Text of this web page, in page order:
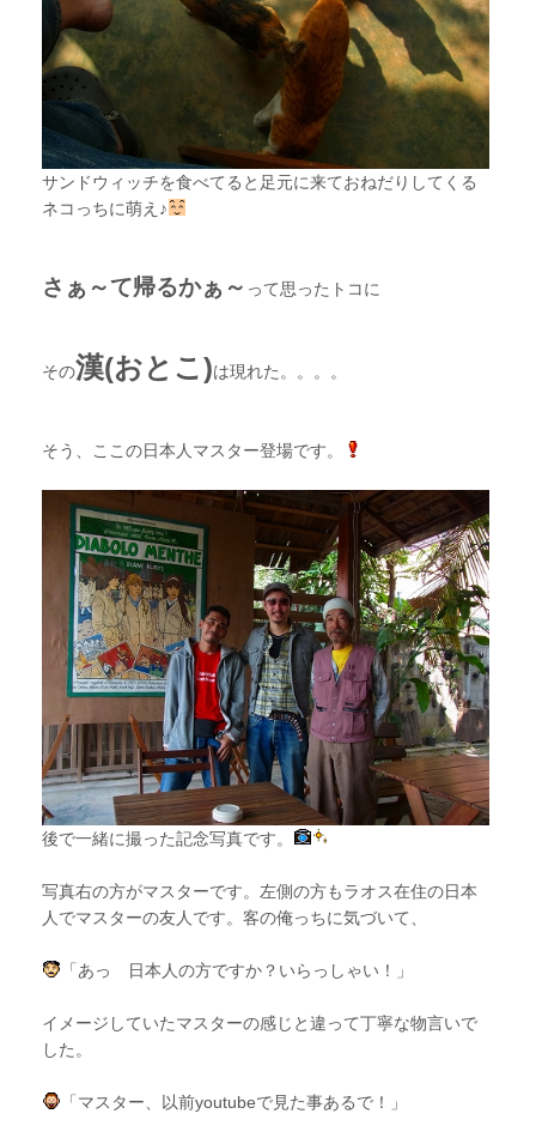
サンドウィッチを食べてると足元に来ておねだりしてくる
ネコっちに萌え♪
さぁ～て帰るかぁ～ って思ったトコに
その漢(おとこ)は現れた。。。。
そう、ここの日本人マスター登場です。
後で一緒に撮った記念写真です。
写真右の方がマスターです。左側の方もラオス在住の日本
人でマスターの友人です。客の俺っちに気づいて、
「あっ 日本人の方ですか？いらっしゃい！」
イメージしていたマスターの感じと違って丁寧な物言いで
した。
「マスター、以前youtubeで見た事あるで！」